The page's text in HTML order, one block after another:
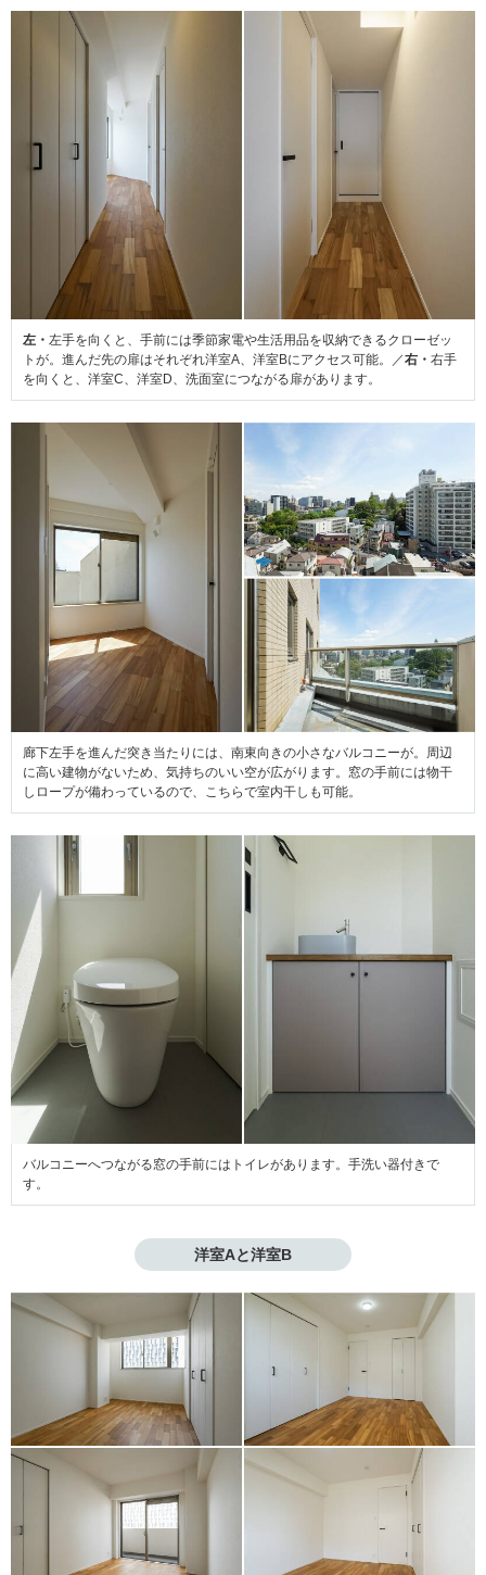
左・ 左手を向くと、手前には季節家電や生活用品を収納できるクローゼッ
トが。進んだ先の扉はそれぞれ洋室A、洋室Bにアクセス可能。／右・ 右手
を向くと、洋室C、洋室D、洗面室につながる扉があります。
廊下左手を進んだ突き当たりには、南東向きの小さなバルコニーが。周辺
に高い建物がないため、気持ちのいい空が広がります。窓の手前には物干
しロープが備わっているので、こちらで室内干しも可能。
バルコニーへつながる窓の手前にはトイレがあります。手洗い器付きで
す。
洋室Aと洋室B